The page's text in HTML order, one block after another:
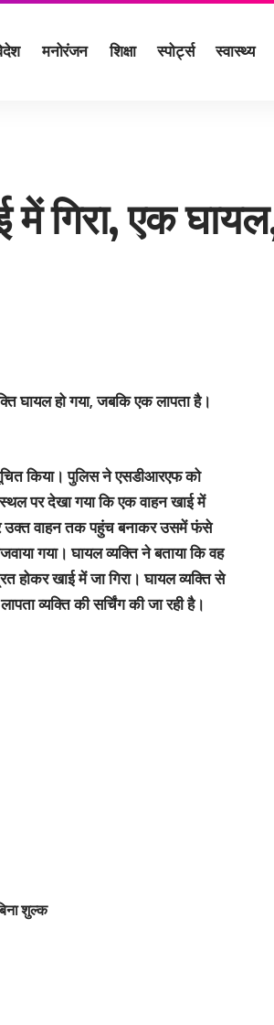
मनोरंजन शिक्षा स्पोर्ट्स स्वास्थ्य
में गिरा, एक
घायल हो गया, जबकि एक लापता है।
किया। पुलिस ने एसडीआरएफ को
पर देखा गया कि एक वाहन खाई में
उक्त वाहन तक पहुंच बनाकर उसमें फंसे
गया। घायल व्यक्ति ने बताया कि वह
होकर खाई में जा गिरा। घायल व्यक्ति से
व्यक्ति की सर्चिंग की जा रही है।
शुल्क